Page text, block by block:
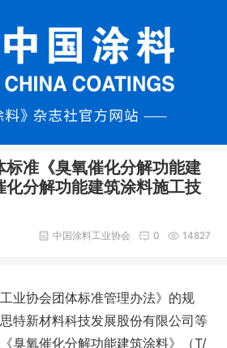
标准《臭氧催化分解功能建
化分解功能建筑涂料施工技
14827
0
中国涂料工业协会
协会团体标准管理办法》的规
特新材料科技发展股份有限公司等
臭氧催化分解功能建筑涂料》（T/